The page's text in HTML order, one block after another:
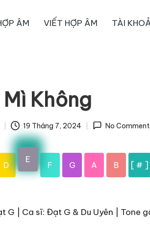
ÂM VIẾT HỢP ÂM TÀI
Không
19 Tháng 7, 2024 No
D
E
F G A B [ # ]
G | Ca sĩ: Đạt G & Du Uyên | Tone